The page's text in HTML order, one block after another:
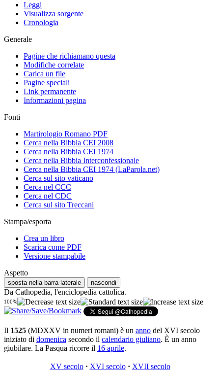
Leggi
Visualizza sorgente
Cronologia
Generale
Pagine che richiamano questa
Modifiche correlate
Carica un file
Pagine speciali
Link permanente
Informazioni pagina
Fonti
Martirologio Romano PDF
Cerca nella Bibbia CEI 2008
Cerca nella Bibbia CEI 1974
Cerca nella Bibbia Interconfessionale
Cerca nella Bibbia CEI 1974 (LaParola.net)
Cerca sul sito vaticano
Cerca nel CCC
Cerca nel CDC
Cerca sul sito Treccani
Stampa/esporta
Crea un libro
Scarica come PDF
Versione stampabile
Aspetto
sposta nella barra laterale nascondi
Da Cathopedia, l'enciclopedia cattolica.
100%
Il 1525 (MDXXV in numeri romani) è un anno del XVI secolo
iniziato di domenica secondo il calendario giuliano. È un anno
giubilare. La Pasqua ricorre il 16 aprile.
XV secolo· XVI secolo· XVII secolo